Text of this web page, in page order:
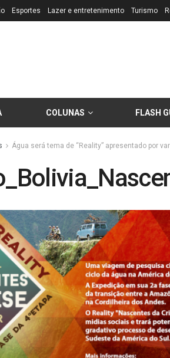
Esportes Lazer e entretenimento Turismo
COLUNAS FLASH
Água será tema de “Reality” apresentado por